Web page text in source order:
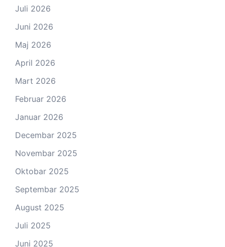
Juli 2026
Juni 2026
Maj 2026
April 2026
Mart 2026
Februar 2026
Januar 2026
Decembar 2025
Novembar 2025
Oktobar 2025
Septembar 2025
August 2025
Juli 2025
Juni 2025